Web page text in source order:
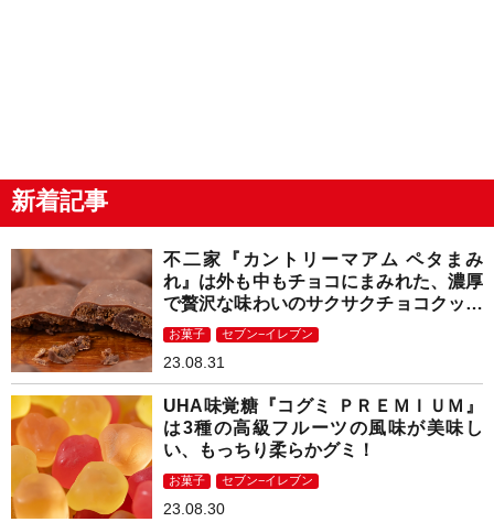
新着記事
不二家『カントリーマアム ペタまみ
れ』は外も中もチョコにまみれた、濃厚
で贅沢な味わいのサクサクチョコクッキ
ー！
お菓子 セブン−イレブン
23.08.31
UHA味覚糖『コグミ ＰＲＥＭＩＵＭ』
は3種の高級フルーツの風味が美味し
い、もっちり柔らかグミ！
お菓子 セブン−イレブン
23.08.30